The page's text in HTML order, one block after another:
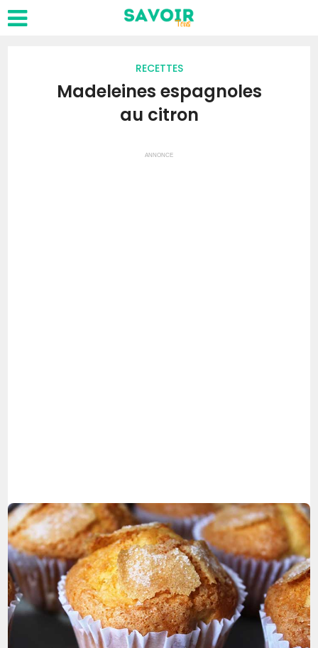
RECETTES
Madeleines espagnoles
au citron
ANNONCE